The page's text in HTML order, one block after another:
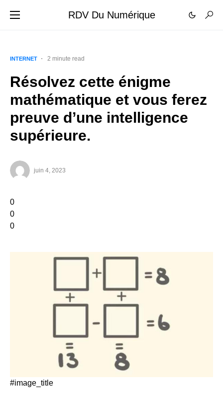
RDV Du Numérique
INTERNET 2 minute read
Résolvez cette énigme
mathématique et vous ferez
preuve d’une intelligence
supérieure.
juin 4, 2023
0
0
0
#image_title